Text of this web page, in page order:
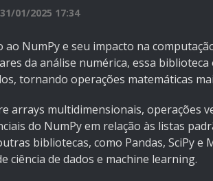
01/2025 17:34
NumPy e seu impacto na
da análise numérica, essa
tornando operações matemáticas
arrays multidimensionais, operações
do NumPy em relação às listas
bibliotecas, como Pandas, SciPy
ciência de dados e machine learning.